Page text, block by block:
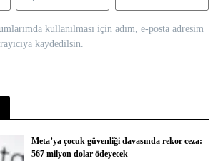
kullanılması için adım, e-posta adresim
kaydedilsin.
Meta’ya çocuk güvenliği davasında rekor ceza:
567 milyon dolar ödeyecek